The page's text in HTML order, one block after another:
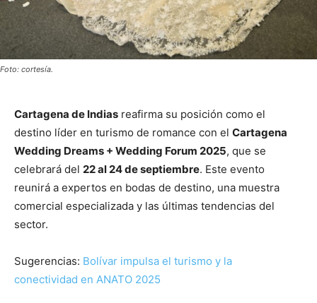
Foto: cortesía.
Cartagena de Indias reafirma su posición como el
destino líder en turismo de romance con el Cartagena
Wedding Dreams + Wedding Forum 2025, que se
celebrará del 22 al 24 de septiembre. Este evento
reunirá a expertos en bodas de destino, una muestra
comercial especializada y las últimas tendencias del
sector.
Sugerencias: Bolívar impulsa el turismo y la
conectividad en ANATO 2025